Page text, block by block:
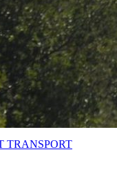
TRANSPORT